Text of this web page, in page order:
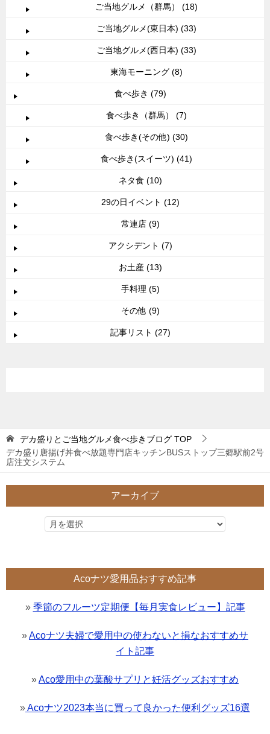
ご当地グルメ（群馬） (18)
ご当地グルメ(東日本) (33)
ご当地グルメ(西日本) (33)
東海モーニング (8)
食べ歩き (79)
食べ歩き（群馬） (7)
食べ歩き(その他) (30)
食べ歩き(スイーツ) (41)
ネタ食 (10)
29の日イベント (12)
常連店 (9)
アクシデント (7)
お土産 (13)
手料理 (5)
その他 (9)
記事リスト (27)
デカ盛りとご当地グルメ食べ歩きブログ TOP
デカ盛り唐揚げ丼食べ放題専門店キッチンBUSストップ三郷駅前2号
店注文システム
アーカイブ
Acoナツ愛用品おすすめ記事
» 季節のフルーツ定期便【毎月実食レビュー】記事
»Acoナツ夫婦で愛用中の使わないと損なおすすめサ
イト記事
»Aco愛用中の葉酸サプリと妊活グッズおすすめ
»Acoナツ2023本当に買って良かった便利グッズ16選